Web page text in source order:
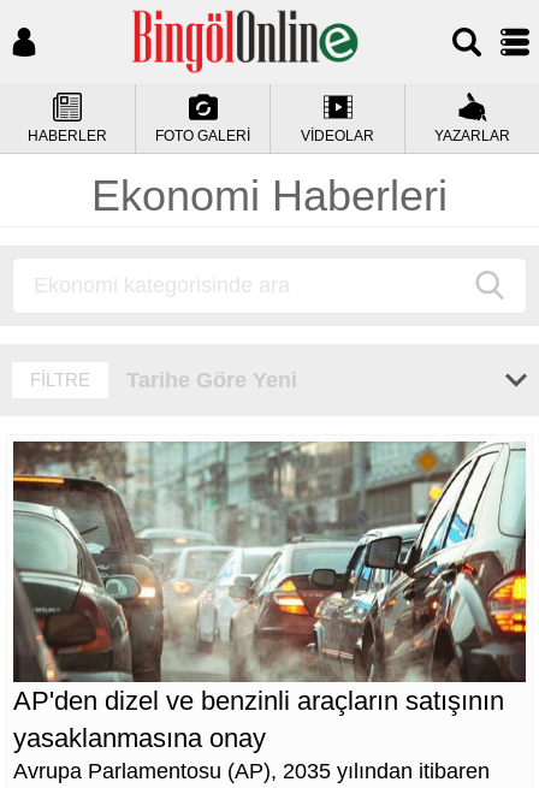
HABERLER FOTO GALERİ VİDEOLAR YAZARLAR
Ekonomi Haberleri
FİLTRE Tarihe Göre Yeni
AP'den dizel ve benzinli araçların satışının
yasaklanmasına onay
Avrupa Parlamentosu (AP), 2035 yılından itibaren